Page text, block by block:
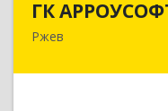
ГК
Ржев172381,